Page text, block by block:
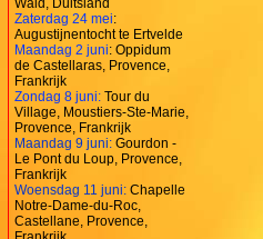
Zaterdag 24 mei:
Augustijnentocht te Ertvelde
Maandag 2 juni: Oppidum
de Castellaras, Provence,
Frankrijk
Zondag 8 juni: Tour du
Village, Moustiers-Ste-Marie,
Provence, Frankrijk
Maandag 9 juni: Gourdon -
Le Pont du Loup, Provence,
Frankrijk
Woensdag 11 juni: Chapelle
Notre-Dame-du-Roc,
Castellane, Provence,